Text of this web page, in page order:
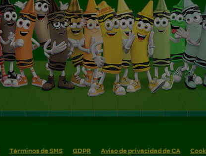
Términos de SMS GDPR Aviso de privacidad de CA